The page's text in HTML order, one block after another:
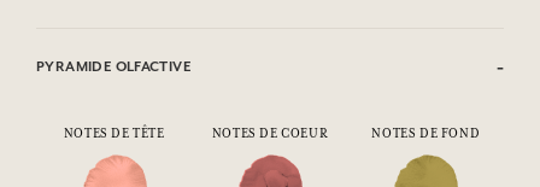
PYRAMIDE OLFACTIVE
NOTES DE TÊTE NOTES DE COEUR NOTES DE FOND